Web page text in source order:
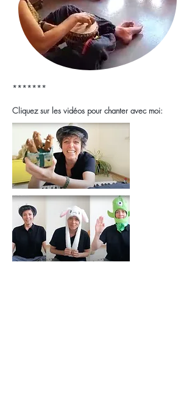
*******​
Cliquez sur les vidéos pour chanter avec moi: